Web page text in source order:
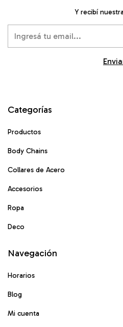
Y recibí
Categorías
Productos
Body Chains
Collares de Acero
Accesorios
Ropa
Deco
Navegación
Horarios
Blog
Mi cuenta